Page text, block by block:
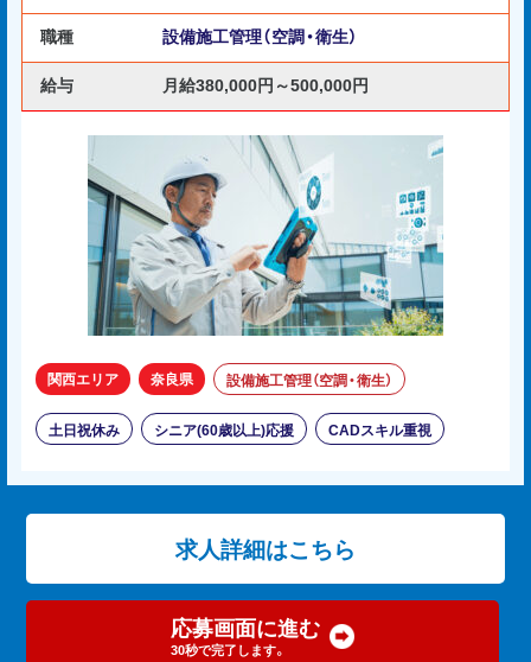
職種 設備施工管理（空調・衛生）
給与 月給380,000円～500,000円
関西エリア 奈良県 設備施工管理（空調・衛生）
土日祝休み シニア(60歳以上)応援 CADスキル重視
求人詳細はこちら
応募画面に進む
30秒で完了します。